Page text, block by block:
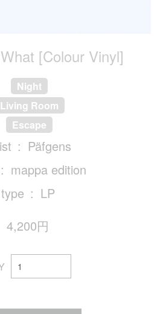
[Colour Vinyl]
Night
Living Room
Escape
Päfgens
mappa edition
type
LP
4,200円